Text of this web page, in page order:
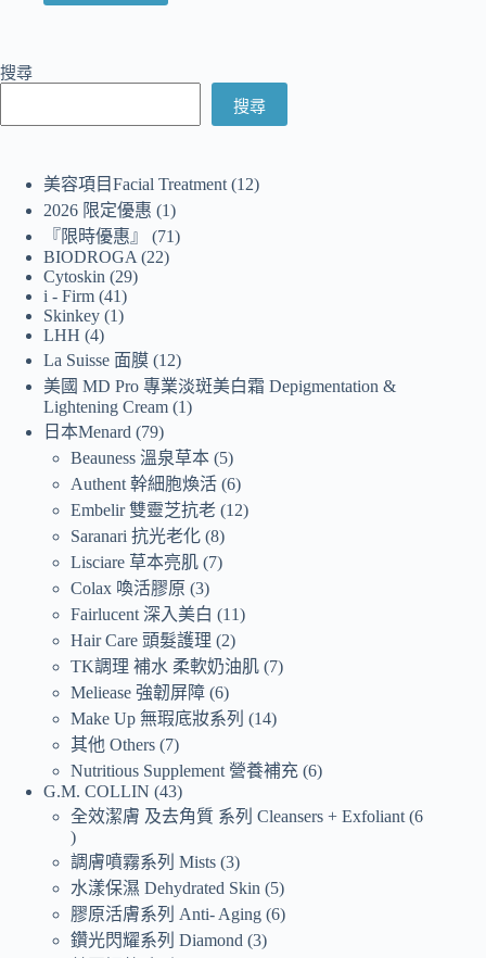
搜尋
搜尋
美容項目Facial Treatment 12
2026 限定優惠
1
『限時優惠』
71
BIODROGA
22
Cytoskin
29
i - Firm 41
Skinkey 1
LHH 4
La Suisse 面膜 12
美國 MD Pro 專業淡斑美白霜 Depigmentation &
Lightening Cream 1
日本Menard
79
Beauness 溫泉草本 5
Authent 幹細胞煥活 6
Embelir 雙靈芝抗老 12
Saranari 抗光老化 8
Lisciare 草本亮肌 7
Colax 喚活膠原 3
Fairlucent 深入美白
11
Hair Care 頭髮護理
2
TK調理 補水 柔軟奶油肌 7
Meliease 強韌屏障 6
Make Up 無瑕底妝系列
14
其他 Others 7
Nutritious Supplement 營養補充 6
G.M. COLLIN 43
全效潔膚 及去角質 系列 Cleansers + Exfoliant 6
調膚噴霧系列 Mists 3
水漾保濕 Dehydrated Skin
5
膠原活膚系列 Anti- Aging 6
鑽光閃耀系列 Diamond 3